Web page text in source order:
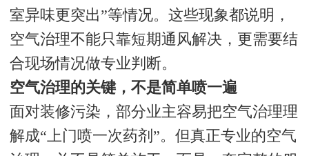
室异味更突出”等情况。这些现象都说明，
空气治理不能只靠短期通风解决，更需要结
合现场情况做专业判断。
空气治理的关键，不是简单喷一遍
面对装修污染，部分业主容易把空气治理理
解成“上门喷一次药剂”。但真正专业的空气